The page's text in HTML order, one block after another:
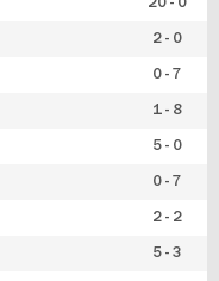
2 - 0
0 - 7
1 - 8
5 - 0
0 - 7
2 - 2
5 - 3